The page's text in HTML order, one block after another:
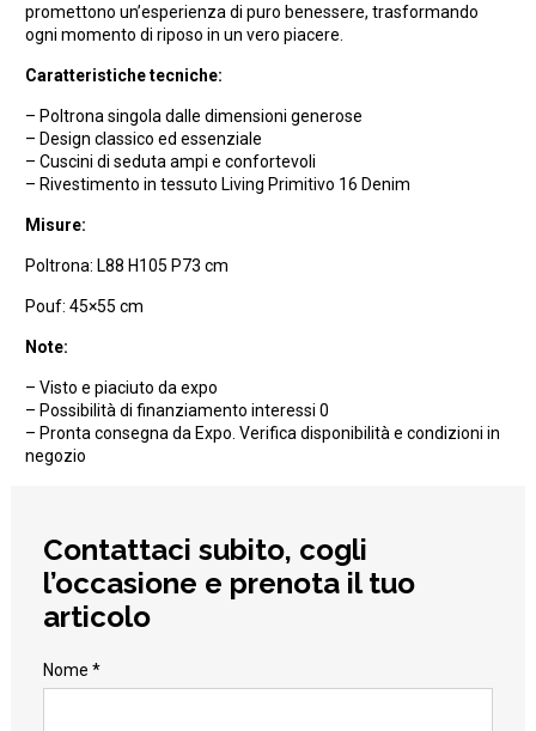
promettono un’esperienza di puro benessere, trasformando
ogni momento di riposo in un vero piacere.
Caratteristiche tecniche:
– Poltrona singola dalle dimensioni generose
– Design classico ed essenziale
– Cuscini di seduta ampi e confortevoli
– Rivestimento in tessuto Living Primitivo 16 Denim
Misure:
Poltrona: L88 H105 P73 cm
Pouf: 45×55 cm
Note:
– Visto e piaciuto da expo
– Possibilità di finanziamento interessi 0
– Pronta consegna da Expo. Verifica disponibilità e condizioni in
negozio
Contattaci subito, cogli
l’occasione e prenota il tuo
articolo
Nome *